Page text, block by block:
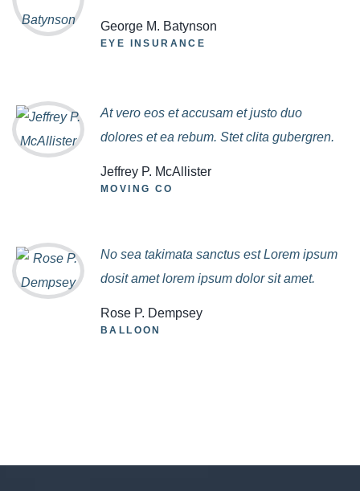
George M. Batynson
EYE INSURANCE
At vero eos et accusam et justo duo
dolores et ea rebum. Stet clita gubergren.
Jeffrey P. McAllister
MOVING CO
No sea takimata sanctus est Lorem ipsum
dosit amet lorem ipsum dolor sit amet.
Rose P. Dempsey
BALLOON